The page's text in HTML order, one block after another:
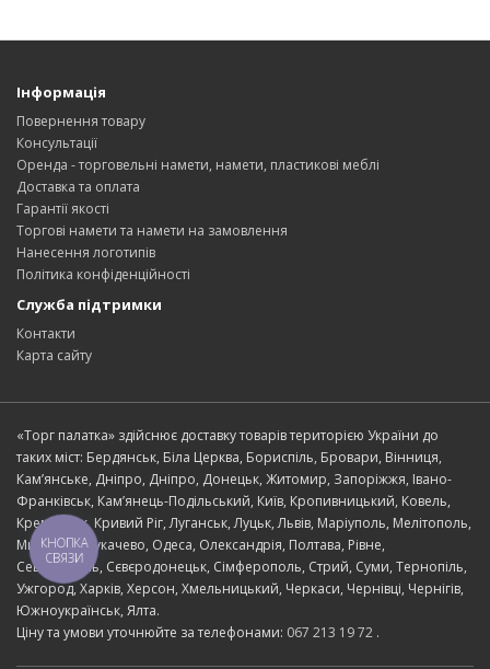
Інформація
Повернення товару
Консультації
Оренда - торговельні намети, намети, пластикові меблі
Доставка та оплата
Гарантії якості
Торгові намети та намети на замовлення
Нанесення логотипів
Політика конфіденційності
Служба підтримки
Контакти
Карта сайту
«Торг палатка» здійснює доставку товарів територією України до
таких міст: Бердянськ, Біла Церква, Бориспіль, Бровари, Вінниця,
Кам’янське, Дніпро, Дніпро, Донецьк, Житомир, Запоріжжя, Івано-
Франківськ, Кам’янець-Подільський, Київ, Кропивницький, Ковель,
Кременчук, Кривий Ріг, Луганськ, Луцьк, Львів, Маріуполь, Мелітополь,
Миколаїв, Мукачево, Одеса, Олександрія, Полтава, Рівне,
Севастополь, Сєвєродонецьк, Сімферополь, Стрий, Суми, Тернопіль,
Ужгород, Харків, Херсон, Хмельницький, Черкаси, Чернівці, Чернігів,
Южноукраїнськ, Ялта.
Ціну та умови уточнюйте за телефонами: 067 213 19 72 .
КНОПКА
СВЯЗИ